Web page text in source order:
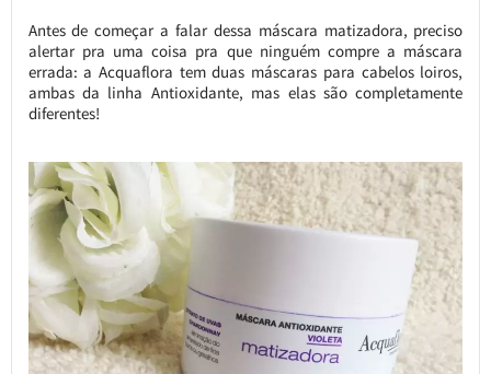
Antes de começar a falar dessa máscara matizadora, preciso
alertar pra uma coisa pra que ninguém compre a máscara
errada: a Acquaflora tem duas máscaras para cabelos loiros,
ambas da linha Antioxidante, mas elas são completamente
diferentes!